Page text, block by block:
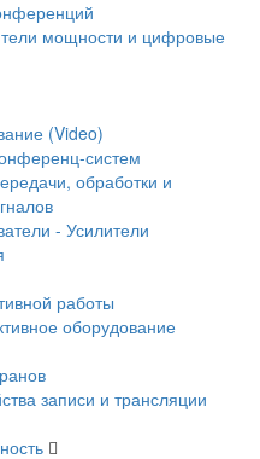
мощности и цифровые
(Video)
систем
обработки и
- Усилители
работы
оборудование
записи и трансляции